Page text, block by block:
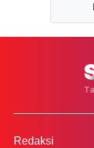
Redaksi